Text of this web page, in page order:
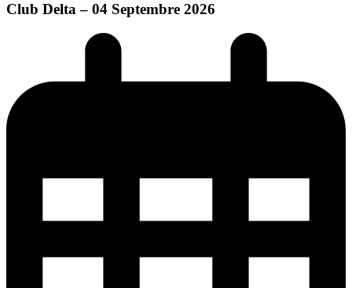
Club Delta – 04 Septembre 2026